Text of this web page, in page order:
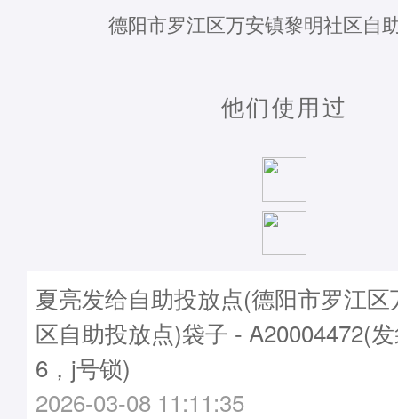
德阳市罗江区万安镇黎明社区自
他们使用过
夏亮发给自助投放点(德阳市罗江
区自助投放点)袋子 - A20004472(
6，j号锁)
2026-03-08 11:11:35